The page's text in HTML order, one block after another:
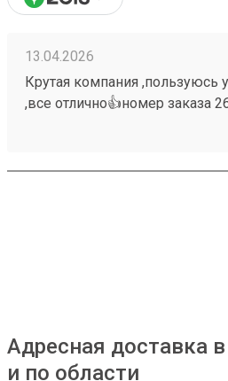
13.04.2026
Крутая компания ,пользуюсь
,все отлично👍номер заказа
Адресная доставка
и по области